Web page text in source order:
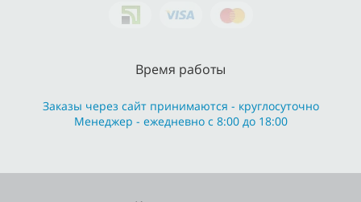
Время работы
Заказы через сайт принимаются - круглосуточно
Менеджер - ежедневно с 8:00 до 18:00